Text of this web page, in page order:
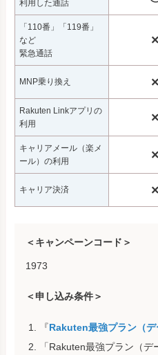
利用した通話
「110番」「119番」
など
緊急通話
×
MNP乗り換え ×
Rakuten Linkアプリの
利用
×
キャリアメール（楽メ
ール）の利用
×
キャリア決済 ×
＜キャンペーンコード＞
1973
＜申し込み条件＞
『Rakuten最強プラン（デ
「Rakuten最強プラン（